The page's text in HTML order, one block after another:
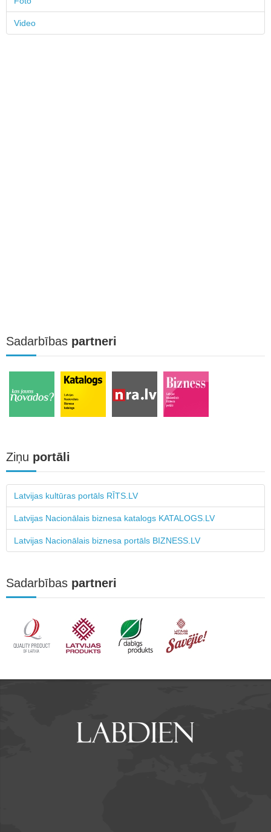
Video
Sadarbības partneri
Ziņu portāli
Latvijas kultūras portāls RĪTS.LV
Latvijas Nacionālais biznesa katalogs KATALOGS.LV
Latvijas Nacionālais biznesa portāls BIZNESS.LV
Sadarbības partneri